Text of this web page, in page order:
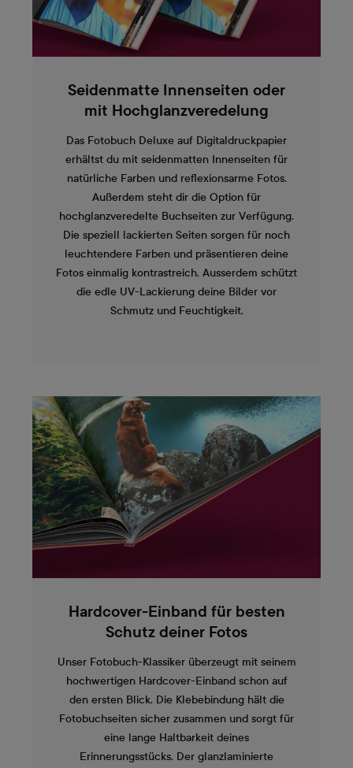
Seidenmatte Innenseiten oder
mit Hochglanzveredelung
Das Fotobuch Deluxe auf Digitaldruckpapier
erhältst du mit seidenmatten Innenseiten für
natürliche Farben und reflexionsarme Fotos.
Außerdem steht dir die Option für
hochglanzveredelte Buchseiten zur Verfügung.
Die speziell lackierten Seiten sorgen für noch
leuchtendere Farben und präsentieren deine
Fotos einmalig kontrastreich. Ausserdem schützt
die edle UV-Lackierung deine Bilder vor
Schmutz und Feuchtigkeit.
Hardcover-Einband für besten
Schutz deiner Fotos
Unser Fotobuch-Klassiker überzeugt mit seinem
hochwertigen Hardcover-Einband schon auf
den ersten Blick. Die Klebebindung hält die
Fotobuchseiten sicher zusammen und sorgt für
eine lange Haltbarkeit deines
Erinnerungsstücks. Der glanzlaminierte